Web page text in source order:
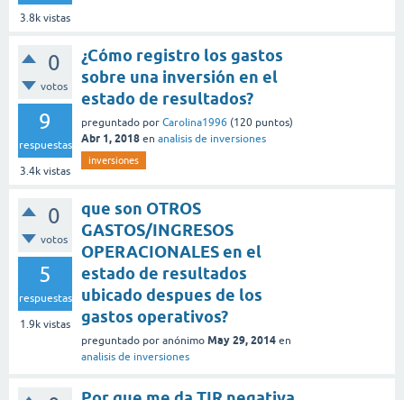
3.8k vistas
0
votos
9
respuestas
3.4k vistas
¿Cómo registro los gastos
sobre una inversión en el
estado de resultados?
preguntado por Carolina1996 (120 puntos)
Abr 1, 2018 en analisis de inversiones
inversiones
0
votos
5
respuestas
1.9k vistas
que son OTROS
GASTOS/INGRESOS
OPERACIONALES en el
estado de resultados
ubicado despues de los
gastos operativos?
preguntado por anónimo May 29, 2014 en
analisis de inversiones